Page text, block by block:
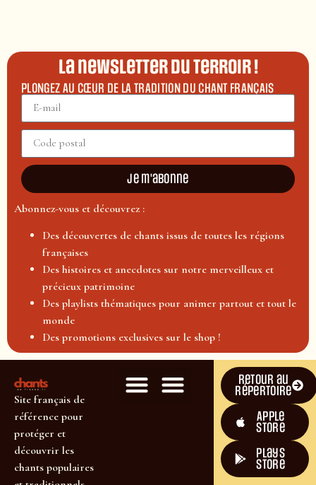
La newsletter du terroir !
PLONGEZ AU CŒUR DE LA TRADITION DU CHANT FRANÇAIS
Je m'abonne
Abonnez-vous et découvrez :
Des découvertes de chants issus de toutes les régions
françaises
Des histoires et anecdotes sur notre merveilleux et
précieux patrimoine
Des playlists thématiques pour animer partout et tout le
monde
Des promotions exclusives sur le shop !
Site français de
référence pour
protéger et
découvrir les
chants populaires
Retour au
répertoire
Apple
Store
plays
store